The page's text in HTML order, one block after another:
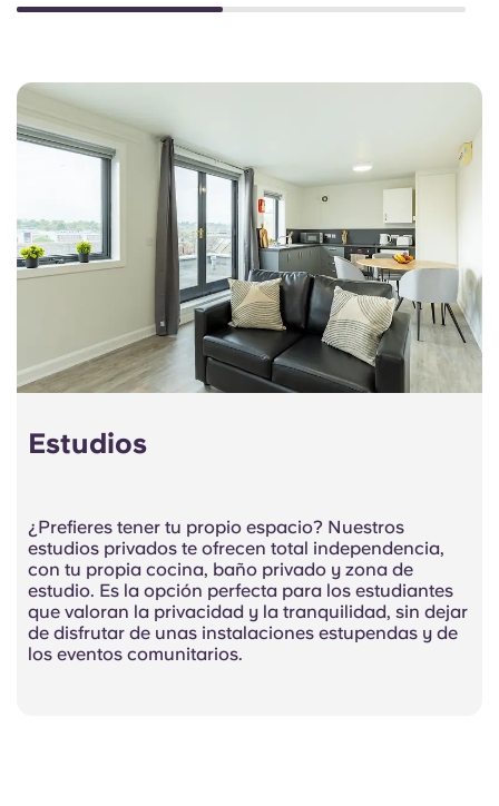
Estudios
¿Prefieres tener tu propio espacio? Nuestros
estudios privados te ofrecen total independencia,
con tu propia cocina, baño privado y zona de
estudio. Es la opción perfecta para los estudiantes
que valoran la privacidad y la tranquilidad, sin dejar
de disfrutar de unas instalaciones estupendas y de
los eventos comunitarios.